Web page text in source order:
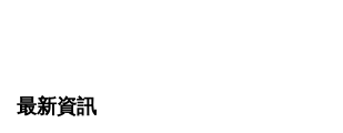
最新資訊